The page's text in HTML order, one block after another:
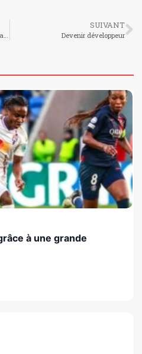
Comment l’aimez vous, avec ou sans poils ?
SUIVANT
Devenir développeur
à une grande